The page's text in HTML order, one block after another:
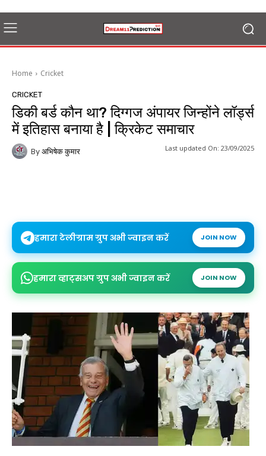
Home Cricket
CRICKET
डिकी बर्ड कौन था? दिग्गज अंपायर जिन्होंने लॉर्ड्स
में इतिहास बनाया है | क्रिकेट समाचार
By अभिषेक कुमार Last updated On: 23/09/2025
हमारा टेलीग्राम ग्रुप अभी ज्वाइन करें JOIN NOW
हमारा व्हाट्सअप ग्रुप अभी ज्वाइन करें JOIN NOW